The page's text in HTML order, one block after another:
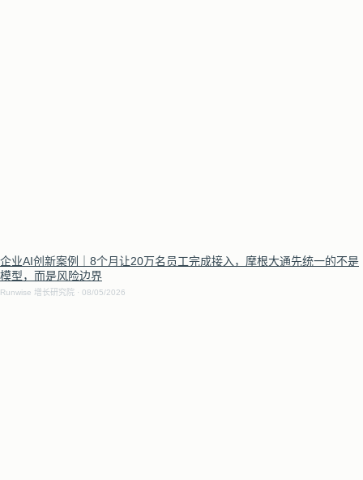
企业AI创新案例｜8个月让20万名员工完成接入，摩根大通先统一的不是
模型，而是风险边界
Runwise 增长研究院 08/05/2026